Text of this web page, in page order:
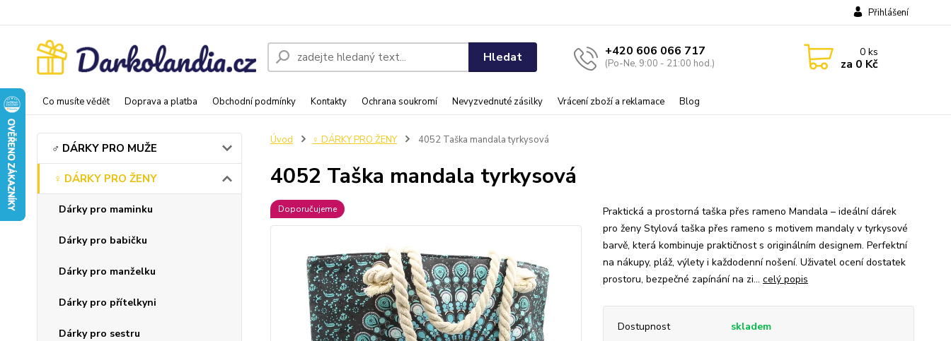
Co musíte vědět Doprava a platba Obchodní podmínky Kontakty Ochrana soukromí Nevyzvednuté zásilky Vrácení zboží a reklamace Blog
Přihlášení
Hledat +420 606 066 717
(Po-Ne, 9:00 - 21:00 hod.)
0ks
za 0 Kč
♂️ DÁRKY PRO MUŽE
♀️ DÁRKY PRO ŽENY
Dárky pro maminku
Dárky pro babičku
Dárky pro manželku
Dárky pro přítelkyni
Dárky pro sestru
Úvod ♀️ DÁRKY PRO ŽENY 4052 Taška mandala tyrkysová
4052 Taška mandala tyrkysová
Doporučujeme
Praktická a prostorná taška přes rameno Mandala – ideální dárek
pro ženy Stylová taška přes rameno s motivem mandaly v tyrkysové
barvě, která kombinuje praktičnost s originálním designem. Perfektní
na nákupy, pláž, výlety i každodenní nošení. Uživatel ocení dostatek
prostoru, bezpečné zapínání na zi... celý popis
Dostupnost
skladem